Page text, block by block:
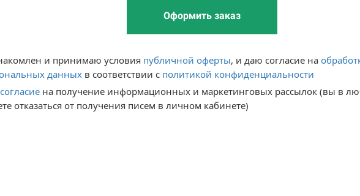
Оформить заказ
и принимаю условия публичной оферты, и даю согласие на
данных в соответствии с политикой конфиденциальности
согласие на получение информационных и маркетинговых рассылок (вы в
отказаться от получения писем в личном кабинете)